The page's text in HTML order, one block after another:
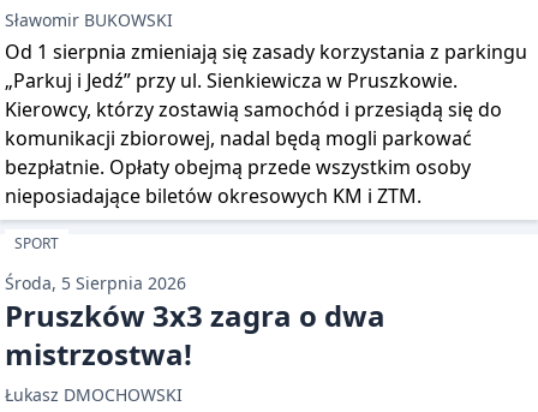
Sławomir BUKOWSKI
Od 1 sierpnia zmieniają się zasady korzystania z parkingu
„Parkuj i Jedź” przy ul. Sienkiewicza w Pruszkowie.
Kierowcy, którzy zostawią samochód i przesiądą się do
komunikacji zbiorowej, nadal będą mogli parkować
bezpłatnie. Opłaty obejmą przede wszystkim osoby
nieposiadające biletów okresowych KM i ZTM.
SPORT
Środa, 5 Sierpnia 2026
Pruszków 3x3 zagra o dwa
mistrzostwa!
Łukasz DMOCHOWSKI